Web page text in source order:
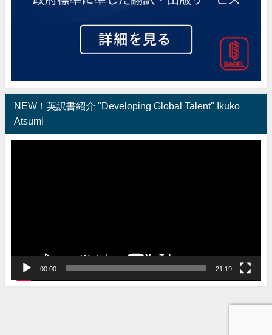
NEW！英訳書紹介 "Developing Global Talent" Ikuko
Atsumi
00:00 21:19